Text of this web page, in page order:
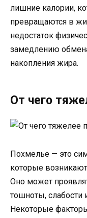
лишние калории,
превращаются в
недостаток
замедлению
накопления жира.
От чего
Похмелье — это
которые
Оно может
тошноты, слабости
Некоторые